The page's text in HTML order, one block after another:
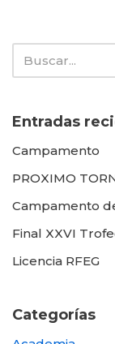
Entradas
Campamento
PROXIMO
Campamento
Final XXVI
Licencia RFEG
Categorías